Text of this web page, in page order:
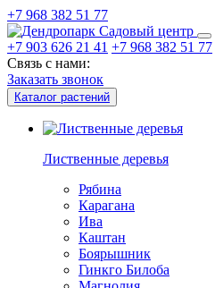
+7 968 382 51 77
Садовый центр
+7 903 626 21 41 +7 968 382 51 77
Связь с нами:
Заказать звонок
Каталог растений
Лиственные деревья
Рябина
Карагана
Ива
Каштан
Боярышник
Гинкго Билоба